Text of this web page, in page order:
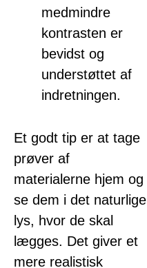
medmindre
kontrasten er
bevidst og
understøttet af
indretningen.
Et godt tip er at tage
prøver af
materialerne hjem og
se dem i det naturlige
lys, hvor de skal
lægges. Det giver et
mere realistisk